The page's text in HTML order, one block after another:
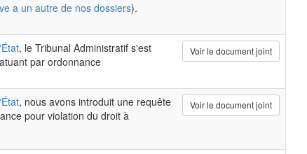
a un autre de nos dossiers).
, le Tribunal Administratif s'est
par ordonnance
Voir le document joint
, nous avons introduit une requête
pour violation du droit à
Voir le document joint